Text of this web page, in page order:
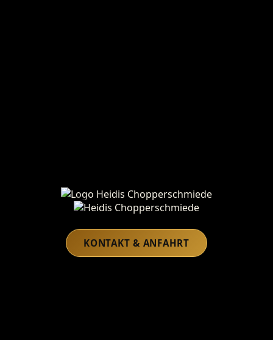
Heidis Chopperschmiede
KONTAKT & ANFAHRT